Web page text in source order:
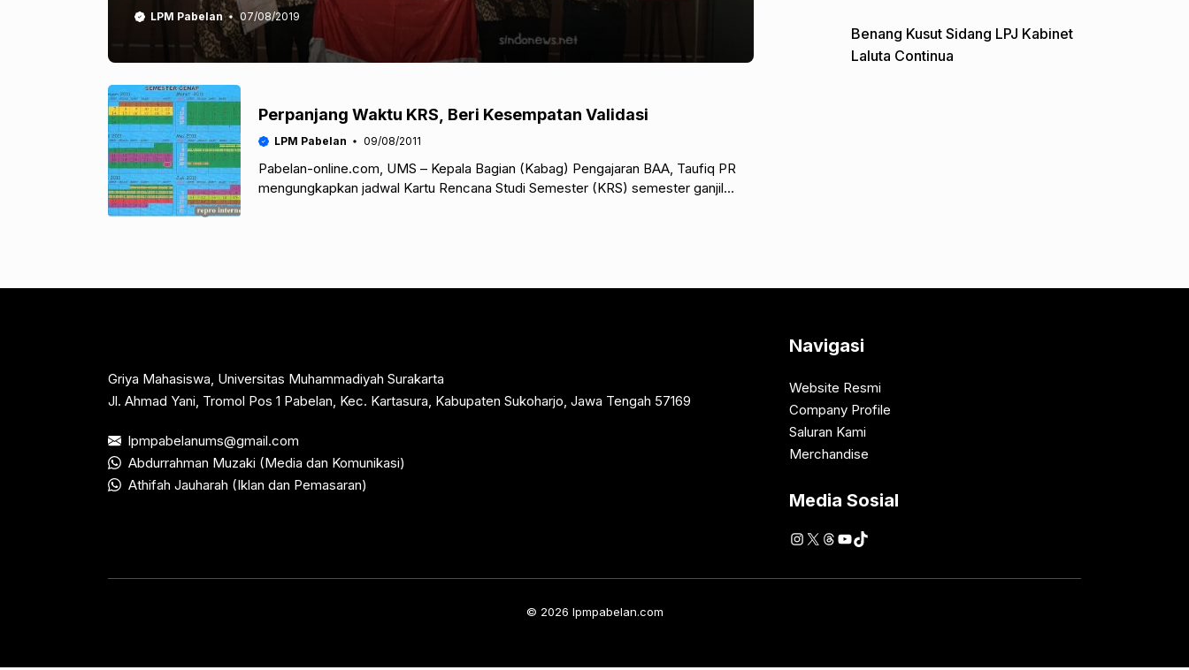
LPM Pabelan 07/08/2019
Perpanjang Waktu KRS, Beri Kesempatan Validasi
LPM Pabelan 09/08/2011
Pabelan-online.com, UMS – Kepala Bagian (Kabag) Pengajaran BAA, Taufiq PR
mengungkapkan jadwal Kartu Rencana Studi Semester (KRS) semester ganjil
Benang Kusut Sidang LPJ Kabinet
Laluta Continua
Griya Mahasiswa, Universitas Muhammadiyah Surakarta
Jl. Ahmad Yani, Tromol Pos 1 Pabelan, Kec. Kartasura, Kabupaten Sukoharjo, Jawa Tengah 57169
lpmpabelanums@gmail.com
Abdurrahman Muzaki (Media dan Komunikasi)
Athifah Jauharah (Iklan dan Pemasaran)
Navigasi
Website Resmi
Company Profile
Saluran Kami
Merchandise
Media Sosial
Instagram
X Threads
YouTube
TikTok
© 2026 lpmpabelan.com